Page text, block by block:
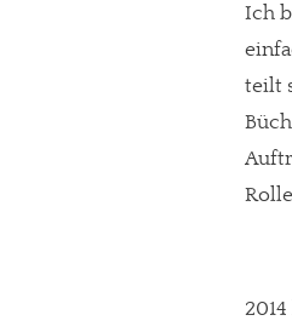
Ich
teilt